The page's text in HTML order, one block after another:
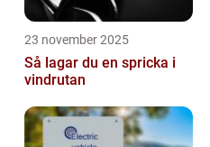
23 november 2025
Så lagar du en spricka i
vindrutan